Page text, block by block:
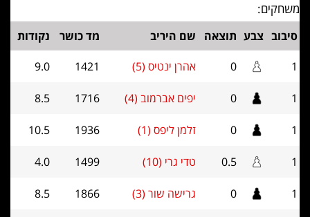
משחקים:
סיבוב צבע תוצאה שם היריב מד כושר
נקודות
1
0 אהרן ינטיס (5) 1421
9.0
1
0 יפים אברמוב (4) 1716
8.5
1
0 זלמן ליפס (1) 1936
10.5
1
0.5 טדי גרי (10) 1499
4.0
1
0 גרישה שור (3) 1866
8.5